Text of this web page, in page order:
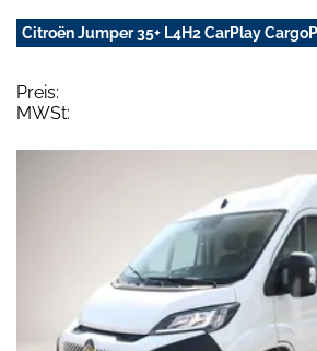
Citroën Jumper 35+ L4H2 CarPlay
Preis:
MWSt: